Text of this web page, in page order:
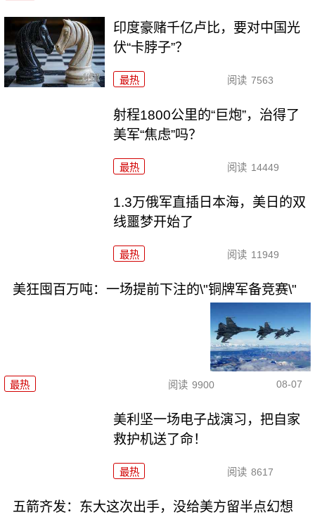
印度豪赌千亿卢比，要对中国光
伏“卡脖子”？
最热 阅读 7563
射程1800公里的“巨炮”，治得了
美军“焦虑”吗？
最热 阅读 14449
1.3万俄军直插日本海，美日的双
线噩梦开始了
最热 阅读 11949
美狂囤百万吨：一场提前下注的\"铜牌军备竞赛\"
最热 阅读 9900 08-07
美利坚一场电子战演习，把自家
救护机送了命！
最热 阅读 8617
五箭齐发：东大这次出手，没给美方留半点幻想